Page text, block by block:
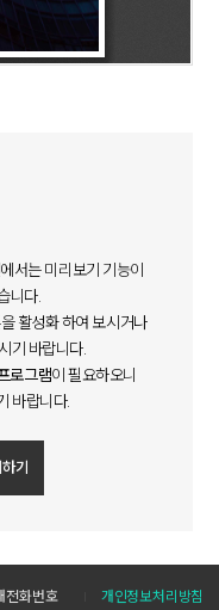
서는 미리보기 기능이
니다.
을 활성화 하여 보시거나
기 바랍니다.
로그램이 필요하오니
바랍니다.
기
전화번호 개인정보처리방침